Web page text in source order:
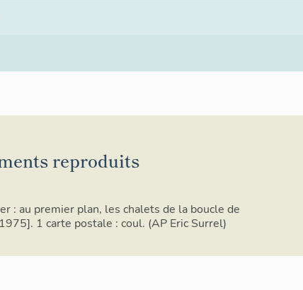
reproduits
: au premier plan, les chalets de la boucle de
1 carte postale : coul. (AP Eric Surrel)